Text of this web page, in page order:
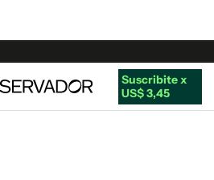
Suscribite x
US$ 3,45